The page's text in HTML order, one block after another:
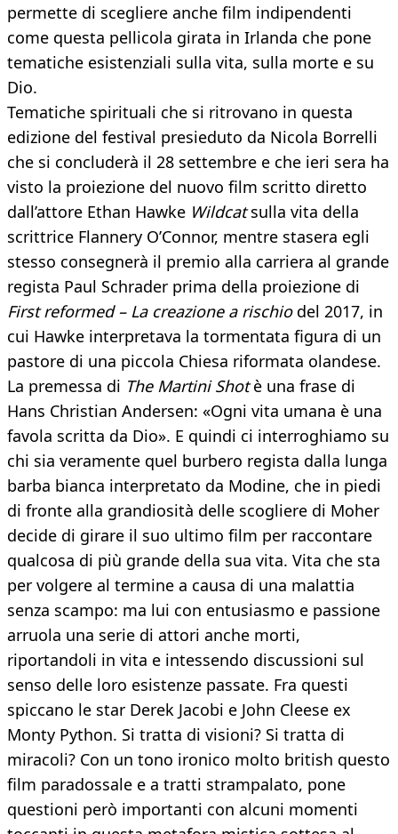
permette di scegliere anche film indipendenti
come questa pellicola girata in Irlanda che pone
tematiche esistenziali sulla vita, sulla morte e su
Dio.
Tematiche spirituali che si ritrovano in questa
edizione del festival presieduto da Nicola Borrelli
che si concluderà il 28 settembre e che ieri sera ha
visto la proiezione del nuovo film scritto diretto
dall’attore Ethan Hawke Wildcatsulla vita della
scrittrice Flannery O’Connor, mentre stasera egli
stesso consegnerà il premio alla carriera al grande
regista Paul Schrader prima della proiezione di
First reformed – La creazione a rischiodel 2017, in
cui Hawke interpretava la tormentata figura di un
pastore di una piccola Chiesa riformata olandese.
La premessa di The Martini Shotè una frase di
Hans Christian Andersen: «Ogni vita umana è una
favola scritta da Dio». E quindi ci interroghiamo su
chi sia veramente quel burbero regista dalla lunga
barba bianca interpretato da Modine, che in piedi
di fronte alla grandiosità delle scogliere di Moher
decide di girare il suo ultimo film per raccontare
qualcosa di più grande della sua vita. Vita che sta
per volgere al termine a causa di una malattia
senza scampo: ma lui con entusiasmo e passione
arruola una serie di attori anche morti,
riportandoli in vita e intessendo discussioni sul
senso delle loro esistenze passate. Fra questi
spiccano le star Derek Jacobi e John Cleese ex
Monty Python. Si tratta di visioni? Si tratta di
miracoli? Con un tono ironico molto british questo
film paradossale e a tratti strampalato, pone
questioni però importanti con alcuni momenti